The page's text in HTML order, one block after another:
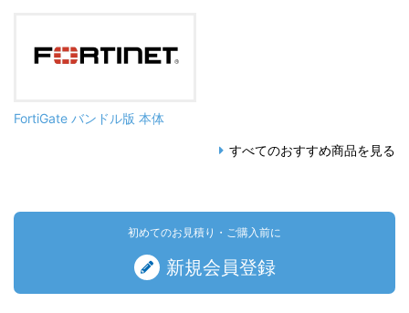
FortiGate バンドル版 本体
すべてのおすすめ商品を見る
初めてのお見積り・ご購入前に
新規会員登録